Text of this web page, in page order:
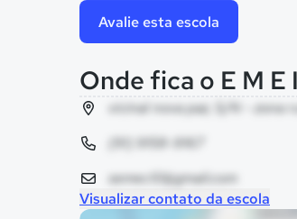
Avalie esta escola
Onde fica o E M E
vicinal nova paz, S/N - zona
(91) 9158-9167
semec10@gmail.com
Visualizar contato da escola